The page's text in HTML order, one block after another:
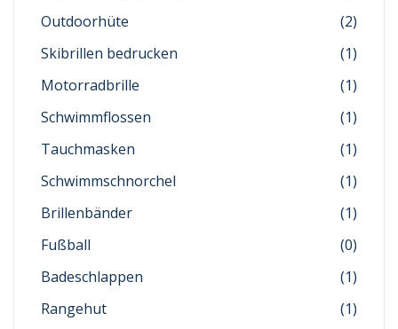
Outdoorhüte
(2)
Skibrillen bedrucken
(1)
Motorradbrille
(1)
Schwimmflossen
(1)
Tauchmasken
(1)
Schwimmschnorchel
(1)
Brillenbänder
(1)
Fußball
(0)
Badeschlappen
(1)
Rangehut
(1)